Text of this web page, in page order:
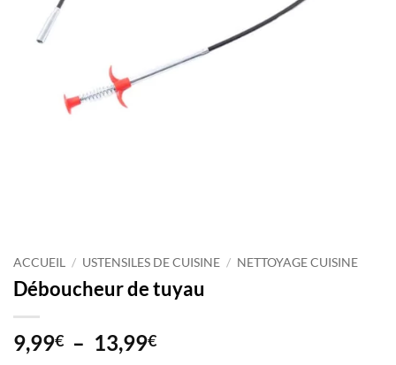
ACCUEIL / USTENSILES DE CUISINE / NETTOYAGE CUISINE
Déboucheur de tuyau
9,99€ – 13,99€Plage